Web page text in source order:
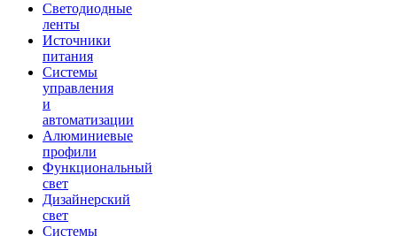
Светодиодные
ленты
Источники
питания
Системы
управления
и
автоматизации
Алюминиевые
профили
Функциональный
свет
Дизайнерский
свет
Системы